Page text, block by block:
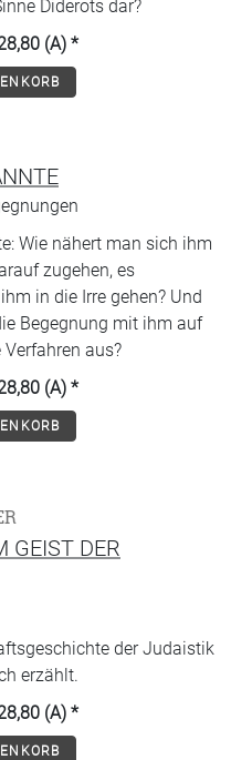
Diderots dar?
(A) *
Wie nähert man sich ihm
zugehen, es
in die Irre gehen? Und
Begegnung mit ihm auf
aus?
(A) *
GEIST DER
der Judaistik
erzählt.
(A) *